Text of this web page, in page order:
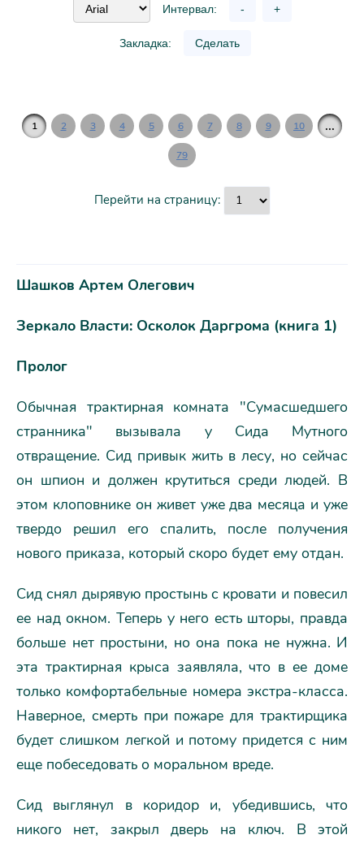
Интервал: - +
Закладка: Сделать
1 2 3 4 5 6 7 8 9 10 ...
79
Перейти на страницу:
Шашков Артем Олегович
Зеркало Власти: Осколок Даргрома (книга 1)
Пролог
Обычная трактирная комната "Сумасшедшего
странника" вызывала у Сида Мутного
отвращение. Сид привык жить в лесу, но сейчас
он шпион и должен крутиться среди людей. В
этом клоповнике он живет уже два месяца и уже
твердо решил его спалить, после получения
нового приказа, который скоро будет ему отдан.
Сид снял дырявую простынь с кровати и повесил
ее над окном. Теперь у него есть шторы, правда
больше нет простыни, но она пока не нужна. И
эта трактирная крыса заявляла, что в ее доме
только комфортабельные номера экстра-класса.
Наверное, смерть при пожаре для трактирщика
будет слишком легкой и потому придется с ним
еще побеседовать о моральном вреде.
Сид выглянул в коридор и, убедившись, что
никого нет, закрыл дверь на ключ. В этой